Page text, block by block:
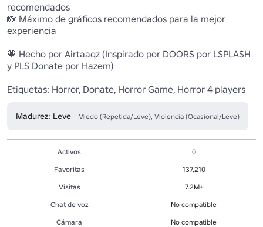
recomendados
📸 Máximo de gráficos recomendados para la mejor
experiencia
🧡 Hecho por Airtaaqz (Inspirado por DOORS por LSPLASH
y PLS Donate por Hazem)
Etiquetas: Horror, Donate, Horror Game, Horror 4 players
Madurez: Leve Miedo (Repetida/Leve), Violencia (Ocasional/Leve)
Activos
0
Favoritas
137,210
Visitas
7.2M+
Chat de voz
No compatible
Cámara
No compatible